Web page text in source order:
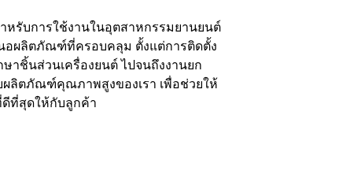
รับการใช้งานในอุตสาหกรรมยานยนต์
นอผลิตภัณฑ์ที่ครอบคลุม ตั้งแต่การติดตั้ง
าชิ้นส่วนเครื่องยนต์ ไปจนถึงงานยก
ลิตภัณฑ์คุณภาพสูงของเรา เพื่อช่วยให้
ที่สุดให้กับลูกค้า